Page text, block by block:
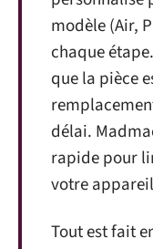
modèle (Air,
chaque
que la pièce
délai.
rapide pour
votre
Tout est fait